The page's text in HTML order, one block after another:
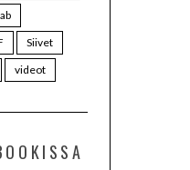
Siivet
videot